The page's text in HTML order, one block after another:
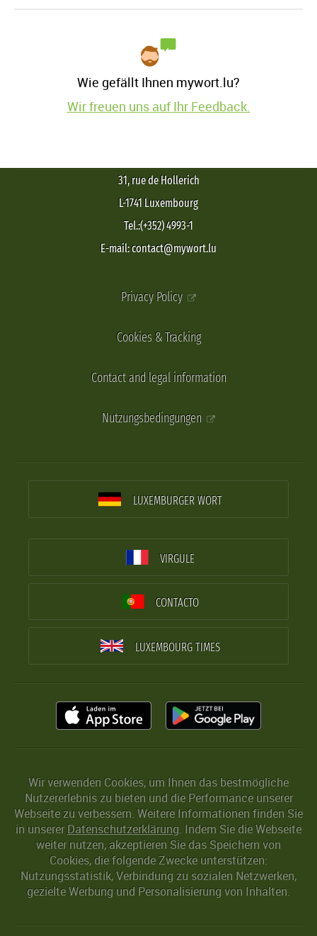
Wie gefällt Ihnen mywort.lu?
Wir freuen uns auf Ihr Feedback.
31, rue de Hollerich
L-1741 Luxembourg
Tel.:(+352) 4993-1
E-mail: contact@mywort.lu
Privacy Policy
Cookies & Tracking
Contact and legal information
Nutzungsbedingungen
LUXEMBURGER WORT
VIRGULE
CONTACTO
LUXEMBOURG TIMES
Wir verwenden Cookies, um Ihnen das bestmögliche
Nutzererlebnis zu bieten und die Performance unserer
Webseite zu verbessern. Weitere Informationen finden Sie
in unserer Datenschutzerklärung. Indem Sie die Webseite
weiter nutzen, akzeptieren Sie das Speichern von
Cookies, die folgende Zwecke unterstützen:
Nutzungsstatistik, Verbindung zu sozialen Netzwerken,
gezielte Werbung und Personalisierung von Inhalten.